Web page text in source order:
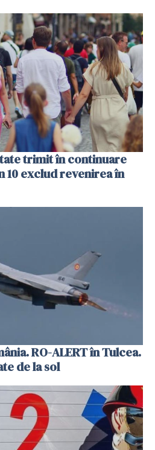
trimit în continuare
10 exclud revenirea în
RO-ALERT în Tulcea.
de la sol